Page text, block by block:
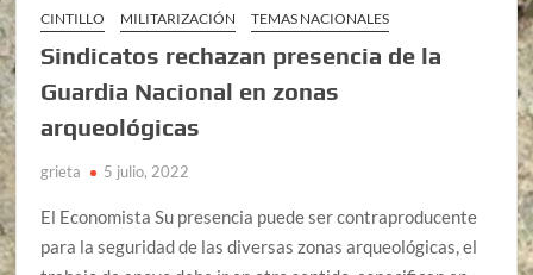
CINTILLO MILITARIZACIÓN TEMAS NACIONALES
Sindicatos rechazan presencia de la
Guardia Nacional en zonas
arqueológicas
grieta 5 julio, 2022
El Economista Su presencia puede ser contraproducente
para la seguridad de las diversas zonas arqueológicas, el